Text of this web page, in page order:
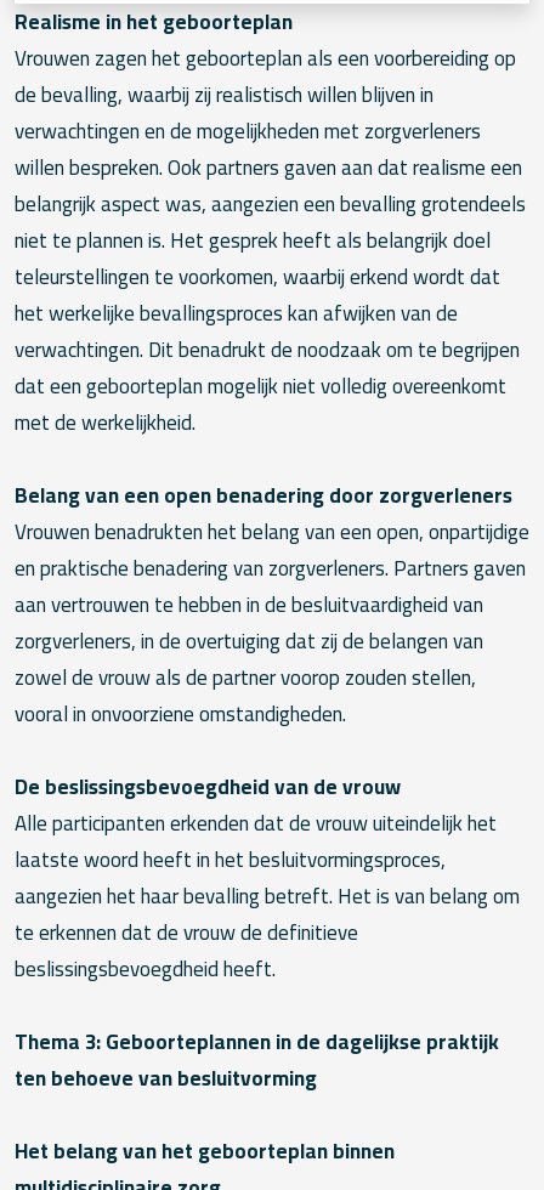
Realisme in het geboorteplan
Vrouwen zagen het geboorteplan als een voorbereiding op
de bevalling, waarbij zij realistisch willen blijven in
verwachtingen en de mogelijkheden met zorgverleners
willen bespreken. Ook partners gaven aan dat realisme een
belangrijk aspect was, aangezien een bevalling grotendeels
niet te plannen is. Het gesprek heeft als belangrijk doel
teleurstellingen te voorkomen, waarbij erkend wordt dat
het werkelijke bevallingsproces kan afwijken van de
verwachtingen. Dit benadrukt de noodzaak om te begrijpen
dat een geboorteplan mogelijk niet volledig overeenkomt
met de werkelijkheid.
Belang van een open benadering door zorgverleners
Vrouwen benadrukten het belang van een open, onpartijdige
en praktische benadering van zorgverleners. Partners gaven
aan vertrouwen te hebben in de besluitvaardigheid van
zorgverleners, in de overtuiging dat zij de belangen van
zowel de vrouw als de partner voorop zouden stellen,
vooral in onvoorziene omstandigheden.
De beslissingsbevoegdheid van de vrouw
Alle participanten erkenden dat de vrouw uiteindelijk het
laatste woord heeft in het besluitvormingsproces,
aangezien het haar bevalling betreft. Het is van belang om
te erkennen dat de vrouw de definitieve
beslissingsbevoegdheid heeft.
Thema 3: Geboorteplannen in de dagelijkse praktijk
ten behoeve van besluitvorming
Het belang van het geboorteplan binnen